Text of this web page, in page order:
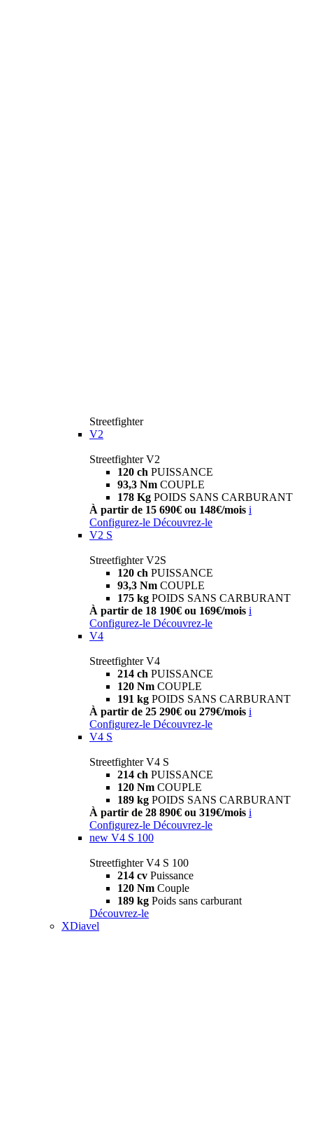
Streetfighter
V2
Streetfighter V2
120 ch PUISSANCE
93,3 Nm COUPLE
178 Kg POIDS SANS CARBURANT
À partir de 15 690€ ou 148€/mois i
Configurez-le Découvrez-le
V2 S
Streetfighter V2S
120 ch PUISSANCE
93,3 Nm COUPLE
175 kg POIDS SANS CARBURANT
À partir de 18 190€ ou 169€/mois i
Configurez-le Découvrez-le
V4
Streetfighter V4
214 ch PUISSANCE
120 Nm COUPLE
191 kg POIDS SANS CARBURANT
À partir de 25 290€ ou 279€/mois i
Configurez-le Découvrez-le
V4 S
Streetfighter V4 S
214 ch PUISSANCE
120 Nm COUPLE
189 kg POIDS SANS CARBURANT
À partir de 28 890€ ou 319€/mois i
Configurez-le Découvrez-le
new V4 S 100
Streetfighter V4 S 100
214 cv Puissance
120 Nm Couple
189 kg Poids sans carburant
Découvrez-le
XDiavel